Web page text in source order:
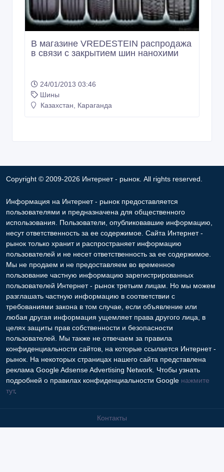
В магазине VREDESTEIN распродажа
в связи с закрытием шин нанохими
24/01/2013 03:46
Шины
Казахстан, Караганда
Copyright © 2009-2026 Интернет - рынок. All rights reserved.
Информация на Интернет - рынок предоставляется
пользователями и предназначена для общественного
использования. Пользователи, опубликовавшие информацию,
несут ответственность за ее содержимое. Сайта Интернет -
рынок только хранит и распространяет информацию
пользователей и не несет ответственность за ее содержимое.
Мы не продаем и не предоставляем во временное
пользование частную информацию зарегистрированных
пользователей Интернет - рынок третьим лицам. Но мы можем
разглашать частную информацию в соответствии с
требованиями закона в том случае, если объявление или
любая другая информация ущемляет права другого лица, в
целях защиты прав собственности и безопасности
пользователей. Мы также не отвечаем за правила
конфиденциальности сайтов, на которые ссылается Интернет -
рынок. На некоторых страницах нашего сайта представлена
реклама Google Adsense Advertising Network. Чтобы узнать
подробней о правилах конфиденциальности Google нажмите
тут.
Контакты